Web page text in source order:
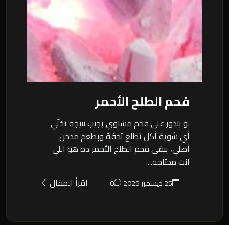
فحم الطلح الأحمر
لو بتدور على فحم مشاوي يجيب نتيجة تخلّي
أي شوية أكل تطلع تحفة وبطعم مدخن
أصلي، يبقى فحم الطلح الأحمر ده هو اللي
انت محتاجه....
25 ديسمبر 2025 0 اقرأ المقال